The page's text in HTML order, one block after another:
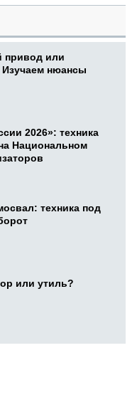
привод или
Изучаем нюансы
2026»: техника
Национальном
техника под
или утиль?